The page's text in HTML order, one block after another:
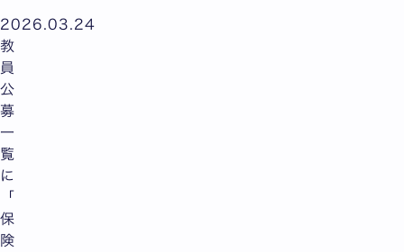
2026.03.24
教
員
公
募
一
覧
に
「
保
険